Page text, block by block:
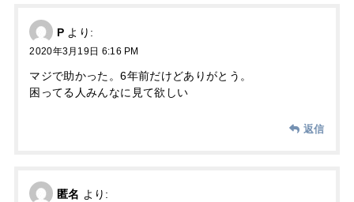
P より:
2020年3月19日 6:16 PM
マジで助かった。6年前だけどありがとう。
困ってる人みんなに見て欲しい
返信
匿名 より: